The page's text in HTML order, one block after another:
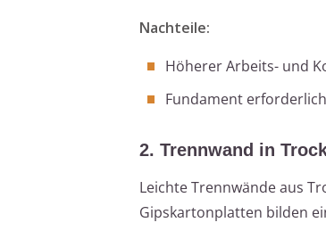
Nachteile:
Höherer Arbeits- und
Fundament erforderlich
2. Trennwand in
Leichte Trennwände aus
Gipskartonplatten bilden